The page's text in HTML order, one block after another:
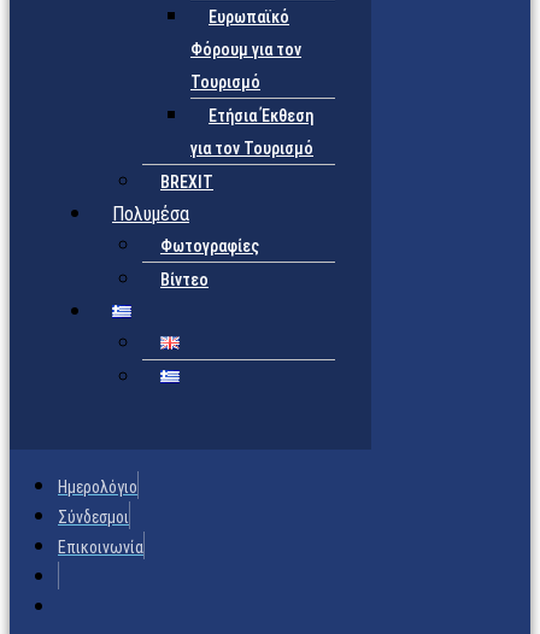
Ευρωπαϊκό
Φόρουμ για τον
Τουρισμό
Ετήσια Έκθεση
για τον Τουρισμό
BREXIT
Πολυμέσα
Φωτογραφίες
Βίντεο
Ημερολόγιο
Σύνδεσμοι
Επικοινωνία